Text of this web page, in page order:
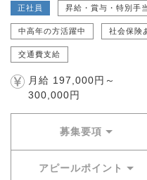
正社員 昇給・賞与・特別手
中高年の方活躍中 社会保険
交通費支給
月給 197,000円～
300,000円
募集要項
アピールポイント